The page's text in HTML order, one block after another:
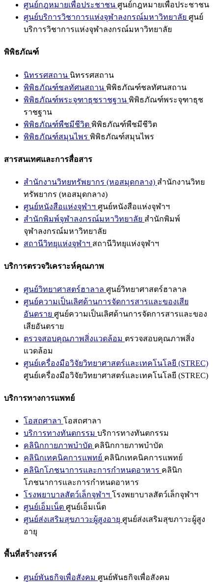
ศูนย์กฎหมายเพื่อประชาชน ศูนย์กฎหมายเพื่อประชาชน
ศูนย์บริการวิชาการแห่งจุฬาลงกรณ์มหาวิทยาลัย ศูนย์
บริการวิชาการแห่งจุฬาลงกรณ์มหาวิทยาลัย
พิพิธภัณฑ์
นิทรรศสถาน นิทรรศสถาน
พิพิธภัณฑ์ชลทัศนสถาน พิพิธภัณฑ์ชลทัศนสถาน
พิพิธภัณฑ์พระจุฑาธุชราชฐาน พิพิธภัณฑ์พระจุฑาธุช
ราชฐาน
พิพิธภัณฑ์พืชมีชีวิต พิพิธภัณฑ์พืชมีชีวิต
พิพิธภัณฑ์สมุนไพร พิพิธภัณฑ์สมุนไพร
สารสนเทศและการสื่อสาร
สำนักงานวิทยทรัพยากร (หอสมุดกลาง) สำนักงานวิทย
ทรัพยากร (หอสมุดกลาง)
ศูนย์หนังสือแห่งจุฬาฯ ศูนย์หนังสือแห่งจุฬาฯ
สำนักพิมพ์จุฬาลงกรณ์มหาวิทยาลัย สำนักพิมพ์
จุฬาลงกรณ์มหาวิทยาลัย
สถานีวิทยุแห่งจุฬาฯ สถานีวิทยุแห่งจุฬาฯ
บริการตรวจวิเคราะห์คุณภาพ
ศูนย์วิทยาศาสตร์ฮาลาล ศูนย์วิทยาศาสตร์ฮาลาล
ศูนย์ความเป็นเลิศด้านการจัดการสารและของเสีย
อันตราย ศูนย์ความเป็นเลิศด้านการจัดการสารและของ
เสียอันตราย
ตรวจสอบคุณภาพสิ่งแวดล้อม ตรวจสอบคุณภาพสิ่ง
แวดล้อม
ศูนย์เครื่องมือวิจัยวิทยาศาสตร์และเทคโนโลยี (STREC)
ศูนย์เครื่องมือวิจัยวิทยาศาสตร์และเทคโนโลยี (STREC)
บริการทางการแพทย์
โอสถศาลา โอสถศาลา
บริการทางทันตกรรม บริการทางทันตกรรม
คลินิกกายภาพบำบัด คลินิกกายภาพบำบัด
คลินิกเทคนิคการแพทย์ คลินิกเทคนิคการแพทย์
คลินิกโภชนาการและการกำหนดอาหาร คลินิก
โภชนาการและการกำหนดอาหาร
โรงพยาบาลสัตว์เล็กจุฬาฯ โรงพยาบาลสัตว์เล็กจุฬาฯ
ศูนย์เอ็มเน็ต ศูนย์เอ็มเน็ต
ศูนย์ส่งเสริมสุขภาวะผู้สูงอายุ ศูนย์ส่งเสริมสุขภาวะผู้สูง
อายุ
พื้นที่สร้างสรรค์
ศูนย์พันธกิจเพื่อสังคม ศูนย์พันธกิจเพื่อสังคม